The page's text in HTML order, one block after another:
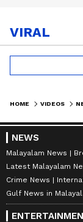
VIRAL
HOME VIDEOS
NEWS
Malayalam News
Latest Malayalam
Crime News
Gulf News in